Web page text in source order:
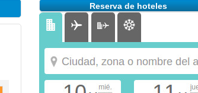
Reserva de hoteles